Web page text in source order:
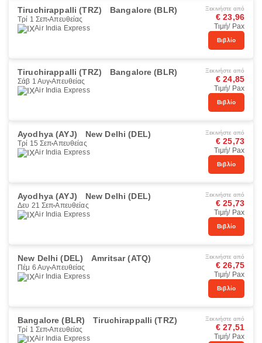
Tiruchirappalli (TRZ) Bangalore (BLR)
Τρί 1 Σεπ Απευθείας
Air India Express
Ξεκινήστε από
€ 23,96
Τιμή/ Pax
Βιβλίο
Tiruchirappalli (TRZ) Bangalore (BLR)
Σάβ 1 Αυγ Απευθείας
Air India Express
Ξεκινήστε από
€ 24,85
Τιμή/ Pax
Βιβλίο
Ayodhya (AYJ) New Delhi (DEL)
Τρί 15 Σεπ Απευθείας
Air India Express
Ξεκινήστε από
€ 25,73
Τιμή/ Pax
Βιβλίο
Ayodhya (AYJ) New Delhi (DEL)
Δευ 21 Σεπ Απευθείας
Air India Express
Ξεκινήστε από
€ 25,73
Τιμή/ Pax
Βιβλίο
New Delhi (DEL) Amritsar (ATQ)
Πέμ 6 Αυγ Απευθείας
Air India Express
Ξεκινήστε από
€ 26,75
Τιμή/ Pax
Βιβλίο
Bangalore (BLR) Tiruchirappalli (TRZ)
Τρί 1 Σεπ Απευθείας
Air India Express
Ξεκινήστε από
€ 27,51
Τιμή/ Pax